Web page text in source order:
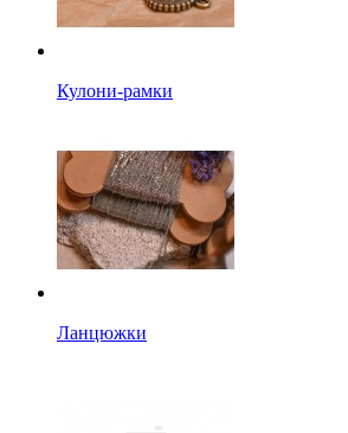
Кулони-рамки
Ланцюжки